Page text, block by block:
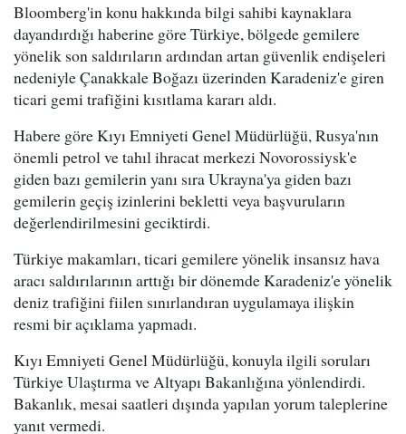
Bloomberg'in konu hakkında bilgi sahibi kaynaklara
dayandırdığı haberine göre Türkiye, bölgede gemilere
yönelik son saldırıların ardından artan güvenlik endişeleri
nedeniyle Çanakkale Boğazı üzerinden Karadeniz'e giren
ticari gemi trafiğini kısıtlama kararı aldı.
Habere göre Kıyı Emniyeti Genel Müdürlüğü, Rusya'nın
önemli petrol ve tahıl ihracat merkezi Novorossiysk'e
giden bazı gemilerin yanı sıra Ukrayna'ya giden bazı
gemilerin geçiş izinlerini bekletti veya başvuruların
değerlendirilmesini geciktirdi.
Türkiye makamları, ticari gemilere yönelik insansız hava
aracı saldırılarının arttığı bir dönemde Karadeniz'e yönelik
deniz trafiğini fiilen sınırlandıran uygulamaya ilişkin
resmi bir açıklama yapmadı.
Kıyı Emniyeti Genel Müdürlüğü, konuyla ilgili soruları
Türkiye Ulaştırma ve Altyapı Bakanlığına yönlendirdi.
Bakanlık, mesai saatleri dışında yapılan yorum taleplerine
yanıt vermedi.